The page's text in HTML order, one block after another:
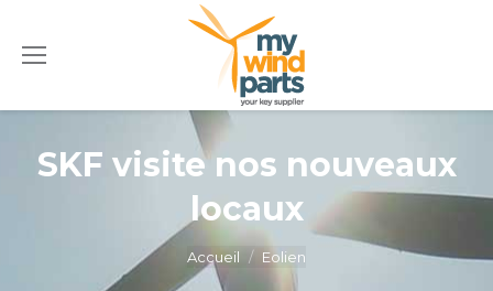
SKF visite nos nouveaux
locaux
Accueil Eolien